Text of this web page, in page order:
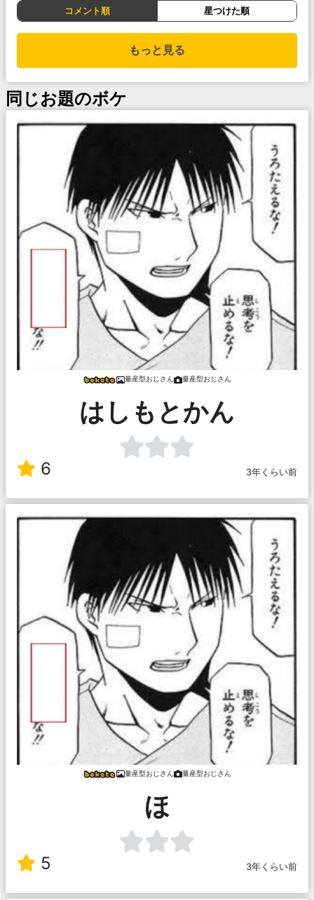
コメント順 星つけた順
もっと見る
同じお題のボケ
量産型おじさん 量産型おじさん
はしもとかん
6 3年くらい前
量産型おじさん 量産型おじさん
ほ
5 3年くらい前